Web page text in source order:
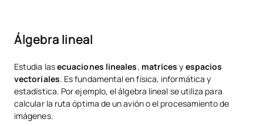
Álgebra lineal
Estudia lasecuaciones lineales, matrices y espacios
vectoriales. Es fundamental en física, informática y
estadística. Por ejemplo, el álgebra lineal se utiliza para
calcular la ruta óptima de un avión o el procesamiento de
imágenes.